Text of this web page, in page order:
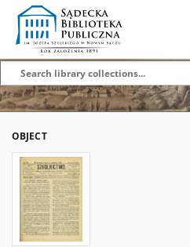
OBJECT